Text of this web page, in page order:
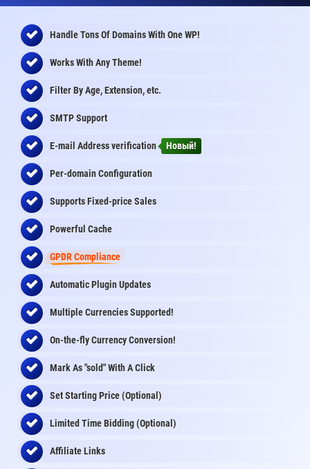
Handle Tons Of Domains With One WP!
Works With Any Theme!
Filter By Age, Extension, etc.
SMTP Support
E-mail Addressverification Новый!
Per-domain Configuration
Supports Fixed-price Sales
Powerful Cache
GPDR Compliance
Automatic Plugin Updates
Multiple Currencies Supported!
On-the-flyCurrency Conversion!
Mark As "sold" With A Click
Set Starting Price (Optional)
Limited Time Bidding (Optional)
Affiliate Links